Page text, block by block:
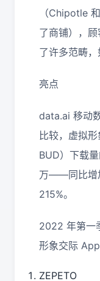
（Chipotle
了商铺），
了许多范畴，
亮点
data.ai 移动
比较，虚拟
BUD）下载
万——同比增
215%。
2022 年第一
形象交际 App
ZEPETO